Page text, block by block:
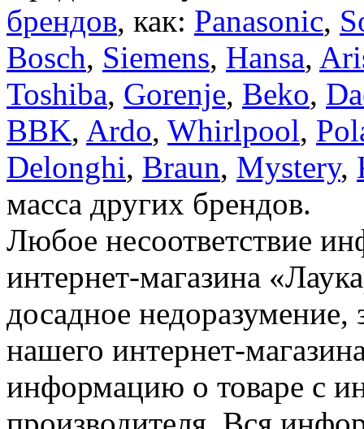
брендов, как: Panasonic,
Bosch, Siemens, Hansa,
Toshiba, Gorenje, Beko,
BBK, Ardo, Whirlpool,
Delonghi, Braun, Mystery,
масса других брендов.
Любое несоответствие
интернет-магазина
досадное недоразумение,
нашего интернет-
информацию о товаре с